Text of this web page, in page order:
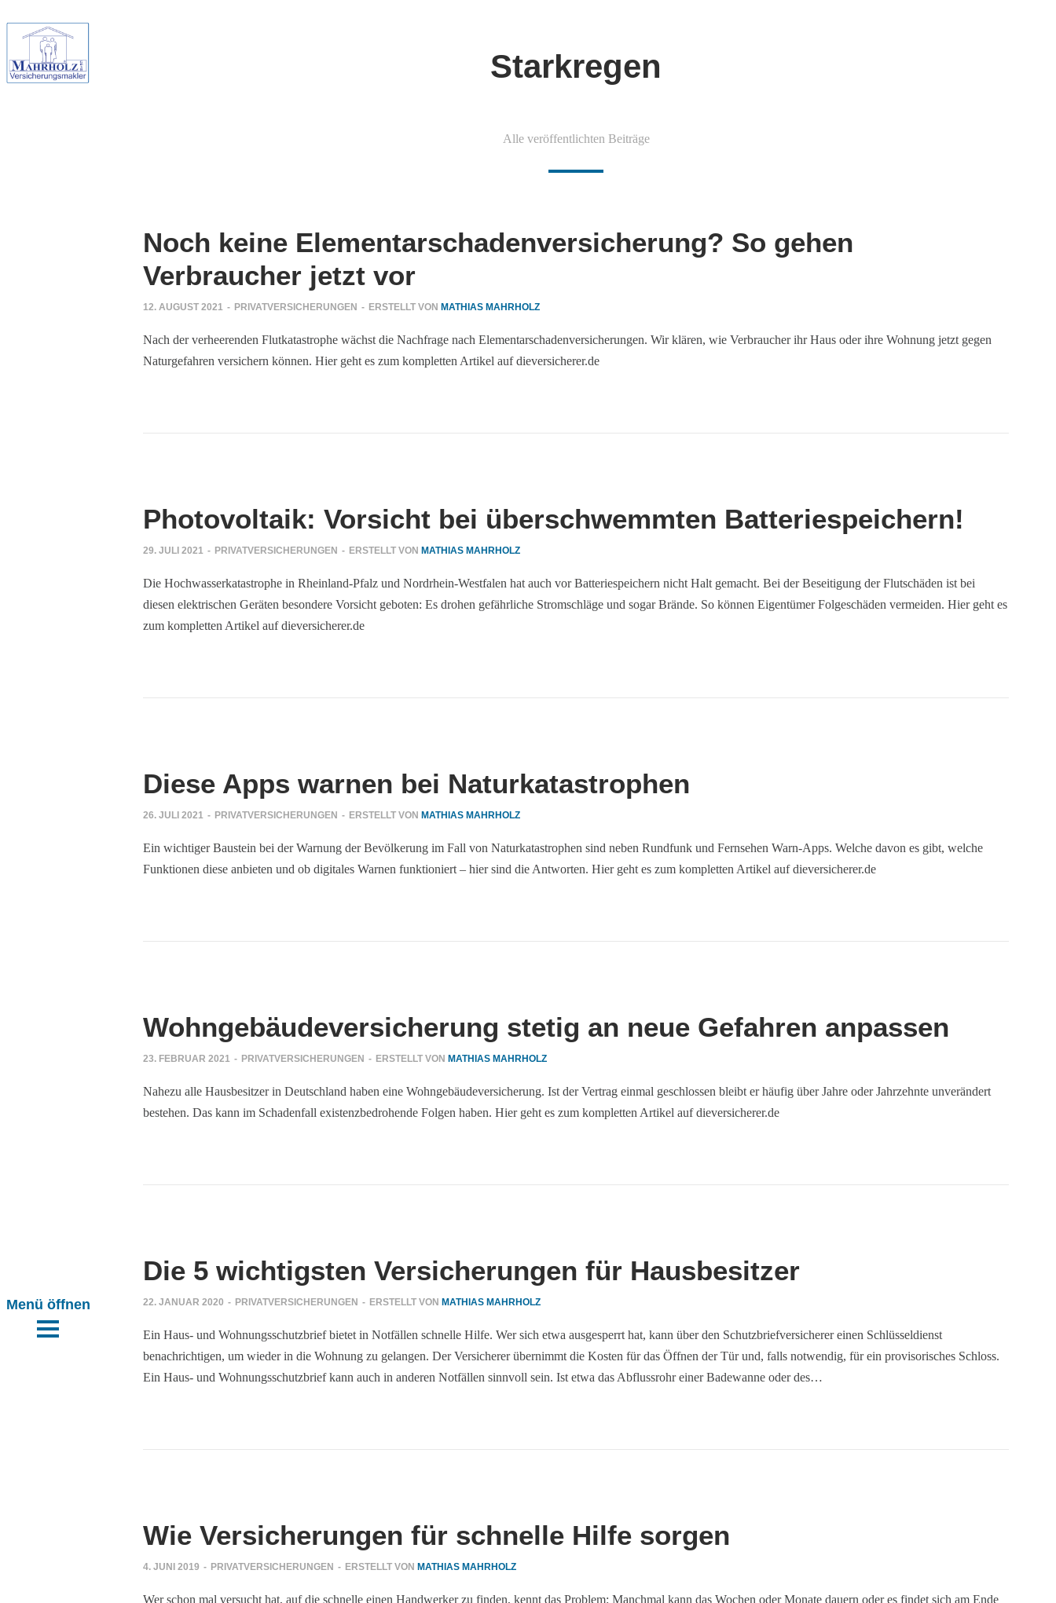
Starkregen
Alle veröffentlichten Beiträge
Noch keine Elementarschadenversicherung? So gehen
Verbraucher jetzt vor
12. AUGUST 2021 - PRIVATVERSICHERUNGEN - ERSTELLT VON MATHIAS MAHRHOLZ
Nach der verheerenden Flutkatastrophe wächst die Nachfrage nach Elementarschadenversicherungen. Wir klären, wie Verbraucher ihr Haus oder ihre Wohnung jetzt gegen
Naturgefahren versichern können. Hier geht es zum kompletten Artikel auf dieversicherer.de
Photovoltaik: Vorsicht bei überschwemmten Batteriespeichern!
29. JULI 2021 - PRIVATVERSICHERUNGEN - ERSTELLT VON MATHIAS MAHRHOLZ
Die Hochwasserkatastrophe in Rheinland-Pfalz und Nordrhein-Westfalen hat auch vor Batteriespeichern nicht Halt gemacht. Bei der Beseitigung der Flutschäden ist bei
diesen elektrischen Geräten besondere Vorsicht geboten: Es drohen gefährliche Stromschläge und sogar Brände. So können Eigentümer Folgeschäden vermeiden. Hier geht es
zum kompletten Artikel auf dieversicherer.de
Diese Apps warnen bei Naturkatastrophen
26. JULI 2021 - PRIVATVERSICHERUNGEN - ERSTELLT VON MATHIAS MAHRHOLZ
Ein wichtiger Baustein bei der Warnung der Bevölkerung im Fall von Naturkatastrophen sind neben Rundfunk und Fernsehen Warn-Apps. Welche davon es gibt, welche
Funktionen diese anbieten und ob digitales Warnen funktioniert – hier sind die Antworten. Hier geht es zum kompletten Artikel auf dieversicherer.de
Wohngebäudeversicherung stetig an neue Gefahren anpassen
23. FEBRUAR 2021 - PRIVATVERSICHERUNGEN - ERSTELLT VON MATHIAS MAHRHOLZ
Nahezu alle Hausbesitzer in Deutschland haben eine Wohngebäudeversicherung. Ist der Vertrag einmal geschlossen bleibt er häufig über Jahre oder Jahrzehnte unverändert
bestehen. Das kann im Schadenfall existenzbedrohende Folgen haben. Hier geht es zum kompletten Artikel auf dieversicherer.de
Die 5 wichtigsten Versicherungen für Hausbesitzer
22. JANUAR 2020 - PRIVATVERSICHERUNGEN - ERSTELLT VON MATHIAS MAHRHOLZ
Ein Haus- und Wohnungsschutzbrief bietet in Notfällen schnelle Hilfe. Wer sich etwa ausgesperrt hat, kann über den Schutzbriefversicherer einen Schlüsseldienst
benachrichtigen, um wieder in die Wohnung zu gelangen. Der Versicherer übernimmt die Kosten für das Öffnen der Tür und, falls notwendig, für ein provisorisches Schloss.
Ein Haus- und Wohnungsschutzbrief kann auch in anderen Notfällen sinnvoll sein. Ist etwa das Abflussrohr einer Badewanne oder des…
Wie Versicherungen für schnelle Hilfe sorgen
4. JUNI 2019 - PRIVATVERSICHERUNGEN - ERSTELLT VON MATHIAS MAHRHOLZ
Wer schon mal versucht hat, auf die schnelle einen Handwerker zu finden, kennt das Problem: Manchmal kann das Wochen oder Monate dauern oder es findet sich am Ende